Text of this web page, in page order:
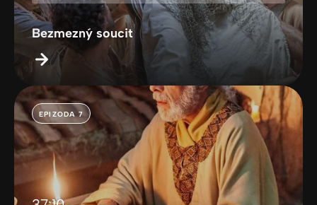
Bezmezný soucit
EPIZODA 7